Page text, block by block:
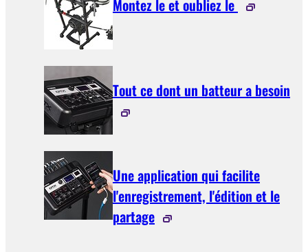
Montez le et oubliez le
Tout ce dont un batteur a besoin
Une application qui facilite
l'enregistrement, l'édition et le
partage